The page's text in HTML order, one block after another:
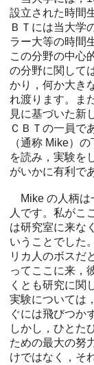
設立された時間
ＢＴには当大学
ラー大等の時間
この分野の中心
の分野に関して
かり，何か大き
れ渡ります。ま
見に基づいた新
ＣＢＴの一員で
（通称 Mike）
を読み，実験を
がいかに有利で
Mike の人柄は
人です。私がこ
は研究室に来な
いうことでした
リカ人のボスだ
ってここに来，
くとも研究に関
実験については
ぐには飛びつか
しかし，ひとた
ための最大の努
けではなく，そ